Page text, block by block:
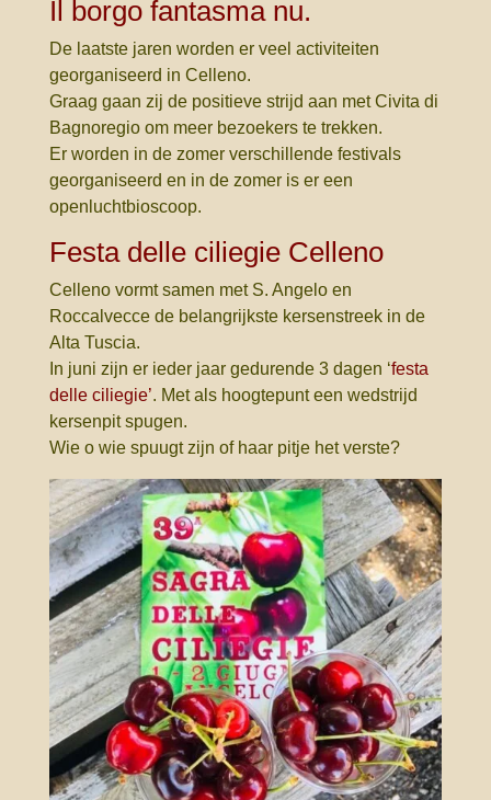
Il borgo fantasma nu.
De laatste jaren worden er veel activiteiten
georganiseerd in Celleno.
Graag gaan zij de positieve strijd aan met Civita di
Bagnoregio om meer bezoekers te trekken.
Er worden in de zomer verschillende festivals
georganiseerd en in de zomer is er een
openluchtbioscoop.
Festa delle ciliegie Celleno
Celleno vormt samen met S. Angelo en
Roccalvecce de belangrijkste kersenstreek in de
Alta Tuscia.
In juni zijn er ieder jaar gedurende 3 dagen ‘festa
delle ciliegie’. Met als hoogtepunt een wedstrijd
kersenpit spugen.
Wie o wie spuugt zijn of haar pitje het verste?